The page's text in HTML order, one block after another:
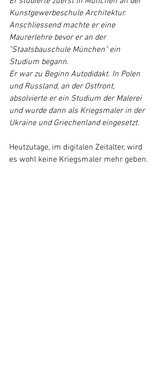
Kunstgewerbeschule Architektur.
Anschliessend machte er eine
Maurerlehre bevor er an der
"Staatsbauschule München" ein
Studium begann.
Er war zu Beginn Autodidakt. In Polen
und Russland, an der Ostfront,
absolvierte er ein Studium der Malerei
und wurde dann als Kriegsmaler in der
Ukraine und Griechenland eingesetzt.
Heutzutage, im digitalen Zeitalter, wird
es wohl keine Kriegsmaler mehr geben.